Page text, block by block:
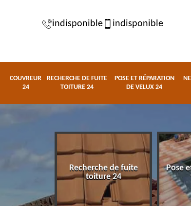
indisponible indisponible
COUVREUR
24
RECHERCHE DE FUITE
TOITURE 24
POSE ET RÉPARATION
DE VELUX 24
Recherche de fuite
toiture 24
Pose